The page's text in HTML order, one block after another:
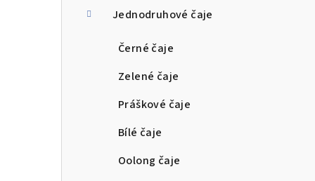
Jednodruhové čaje
Černé čaje
Zelené čaje
Práškové čaje
Bílé čaje
Oolong čaje